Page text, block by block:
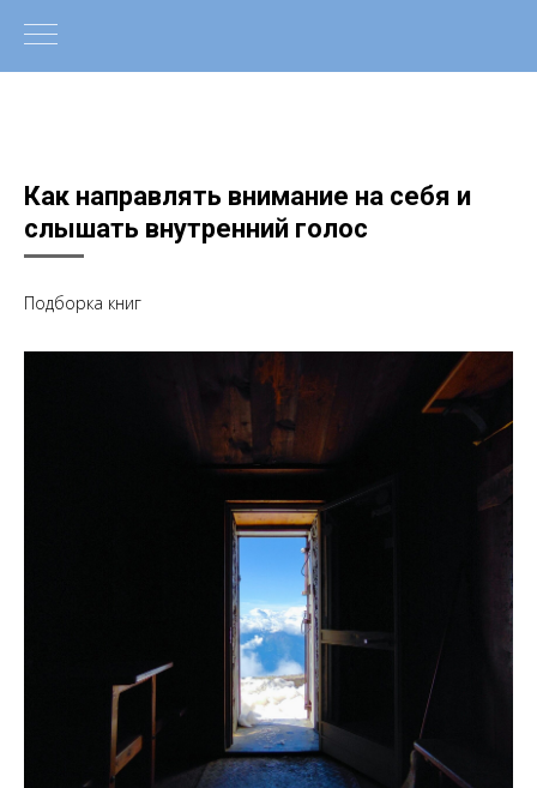
Как направлять внимание на себя и
слышать внутренний голос
Подборка книг